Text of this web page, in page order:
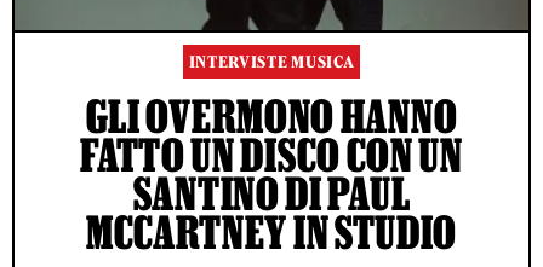
INTERVISTE MUSICA
GLI OVERMONO HANNO
FATTO UN DISCO CON UN
SANTINO DI PAUL
MCCARTNEY IN STUDIO